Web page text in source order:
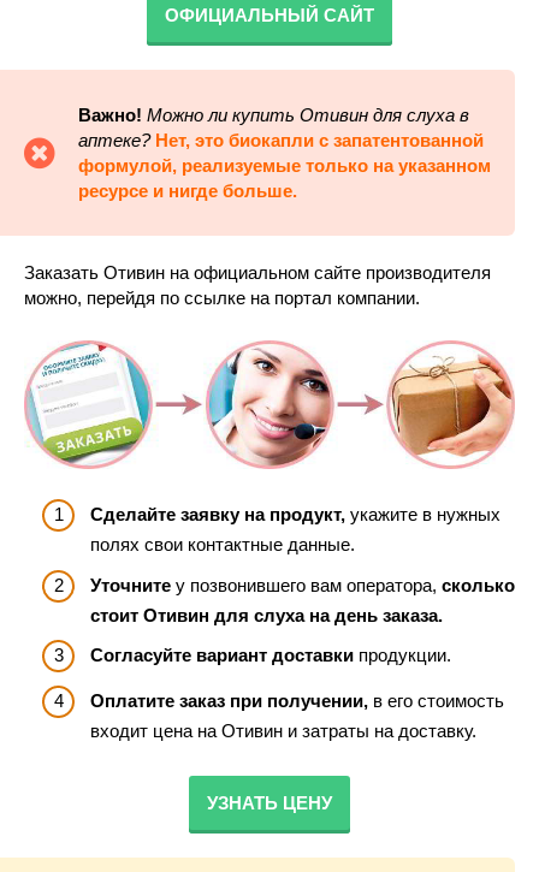
ОФИЦИАЛЬНЫЙ САЙТ
Важно! Можно ли купить Отивин для слуха в
аптеке? Нет, это биокапли с запатентованной
формулой, реализуемые только на указанном
ресурсе и нигде больше.
Заказать Отивин на официальном сайте производителя
можно, перейдя по ссылке на портал компании.
Сделайте заявку на продукт, укажите в нужных
полях свои контактные данные.
Уточните у позвонившего вам оператора, сколько
стоит Отивин для слуха на день заказа.
Согласуйте вариант доставки продукции.
Оплатите заказ при получении, в его стоимость
входит цена на Отивин и затраты на доставку.
УЗНАТЬ ЦЕНУ